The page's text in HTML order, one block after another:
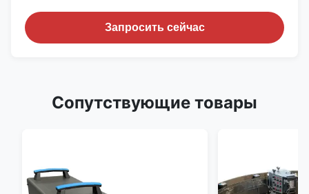
Запросить сейчас
Сопутствующие товары